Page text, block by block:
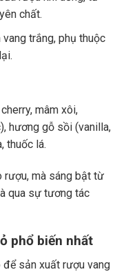
chất.
trắng, phụ thuộc
mâm xôi,
hương gỗ sồi (vanilla,
thuốc lá.
rượu, mà sáng bật từ
qua sự tương tác
phổ biến nhất
để sản xuất rượu vang